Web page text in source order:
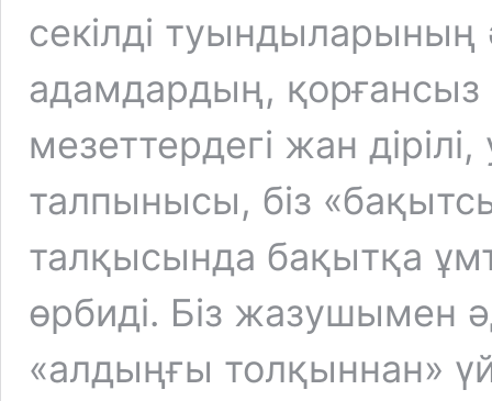
секілді
адамдардың, қорғансыз
мезеттердегі жан
талпынысы, біз
талқысында бақытқа
өрбиді. Біз жазушымен
«алдыңғы толқыннан»